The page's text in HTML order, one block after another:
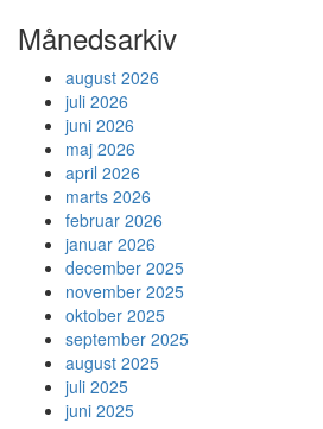
Månedsarkiv
august 2026
juli 2026
juni 2026
maj 2026
april 2026
marts 2026
februar 2026
januar 2026
december 2025
november 2025
oktober 2025
september 2025
august 2025
juli 2025
juni 2025